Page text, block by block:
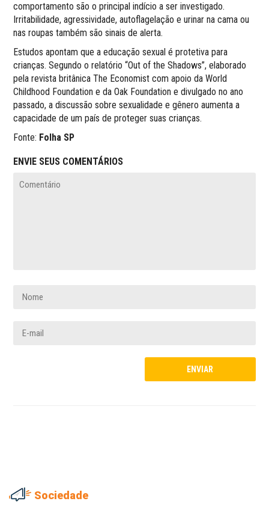
comportamento são o principal indício a ser investigado.
Irritabilidade, agressividade, autoflagelação e urinar na cama ou
nas roupas também são sinais de alerta.
Estudos apontam que a educação sexual é protetiva para
crianças. Segundo o relatório “Out of the Shadows”, elaborado
pela revista britânica The Economist com apoio da World
Childhood Foundation e da Oak Foundation e divulgado no ano
passado, a discussão sobre sexualidade e gênero aumenta a
capacidade de um país de proteger suas crianças.
Fonte: Folha SP
ENVIE SEUS COMENTÁRIOS
Sociedade